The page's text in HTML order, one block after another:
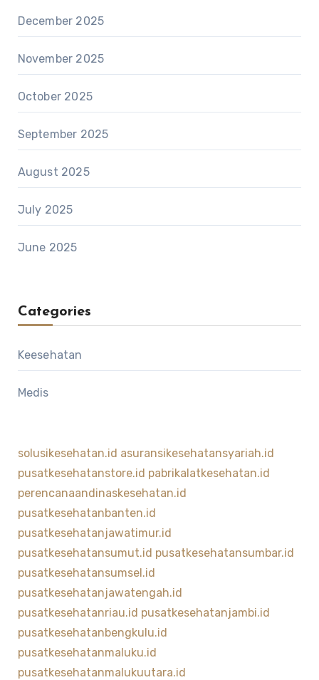
December 2025
November 2025
October 2025
September 2025
August 2025
July 2025
June 2025
Categories
Keesehatan
Medis
solusikesehatan.id asuransikesehatansyariah.id
pusatkesehatanstore.id pabrikalatkesehatan.id
perencanaandinaskesehatan.id
pusatkesehatanbanten.id
pusatkesehatanjawatimur.id
pusatkesehatansumut.id pusatkesehatansumbar.id
pusatkesehatansumsel.id
pusatkesehatanjawatengah.id
pusatkesehatanriau.id pusatkesehatanjambi.id
pusatkesehatanbengkulu.id
pusatkesehatanmaluku.id
pusatkesehatanmalukuutara.id